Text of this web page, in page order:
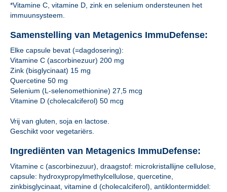
*Vitamine C, vitamine D, zink en selenium ondersteunen het
immuunsysteem.
Samenstelling van Metagenics ImmuDefense:
Elke capsule bevat (=dagdosering):
Vitamine C (ascorbinezuur) 200 mg
Zink (bisglycinaat) 15 mg
Quercetine 50 mg
Selenium (L-selenomethionine) 27,5 mcg
Vitamine D (cholecalciferol) 50 mcg
Vrij van gluten, soja en lactose.
Geschikt voor vegetariërs.
Ingrediënten van Metagenics ImmuDefense:
Vitamine c (ascorbinezuur), draagstof: microkristallijne cellulose,
capsule: hydroxypropylmethylcellulose, quercetine,
zinkbisglycinaat, vitamine d (cholecalciferol), antiklontermiddel: